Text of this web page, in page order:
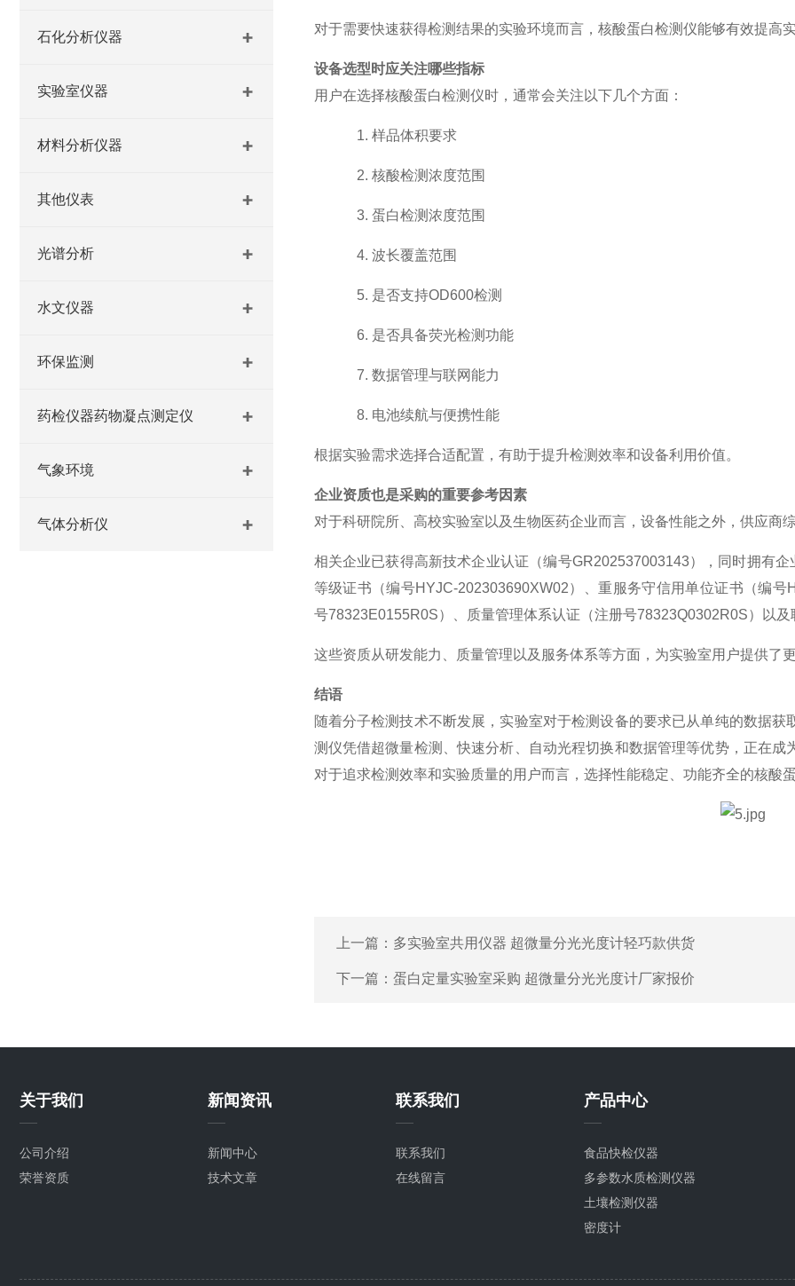
对于需要快速获得检测结果的实验环境而言，核酸蛋白检测仪能够有效提高
设备选型时应关注哪些指标
用户在选择核酸蛋白检测仪时，通常会关注以下几个方面：
1. 样品体积要求
2. 核酸检测浓度范围
3. 蛋白检测浓度范围
4. 波长覆盖范围
5. 是否支持OD600检测
6. 是否具备荧光检测功能
7. 数据管理与联网能力
8. 电池续航与便携性能
根据实验需求选择合适配置，有助于提升检测效率和设备利用价值。
企业资质也是采购的重要参考因素
对于科研院所、高校实验室以及生物医药企业而言，设备性能之外，供应商
相关企业已获得高新技术企业认证（编号GR202537003143），同时拥有
等级证书（编号HYJC-202303690XW02）、重服务守信用单位证书（编
号78323E0155R0S）、质量管理体系认证（注册号78323Q0302R0S）以
这些资质从研发能力、质量管理以及服务体系等方面，为实验室用户提供了更
结语
随着分子检测技术不断发展，实验室对于检测设备的要求已从单纯的数据
测仪凭借超微量检测、快速分析、自动光程切换和数据管理等优势，正在成
对于追求检测效率和实验质量的用户而言，选择性能稳定、功能齐全的核酸
上一篇： 多实验室共用仪器 超微量分光光度计轻巧款供货
下一篇： 蛋白定量实验室采购 超微量分光光度计厂家报价
石化分析仪器
实验室仪器
材料分析仪器
其他仪表
光谱分析
水文仪器
环保监测
药检仪器药物凝点测定仪
气象环境
气体分析仪
关于我们
公司介绍
荣誉资质
新闻资讯
新闻中心
技术文章
联系我们
联系我们
在线留言
产品中心
食品快检仪器
多参数水质检测仪器
土壤检测仪器
密度计
植物生理检测仪器